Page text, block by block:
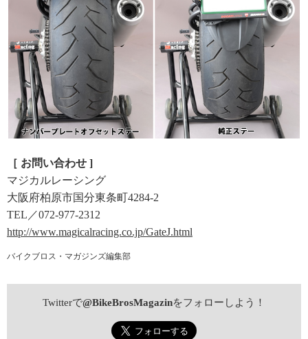
［ お問い合わせ ]
マジカルレーシング
大阪府柏原市国分東条町4284-2
TEL／072-977-2312
http://www.magicalracing.co.jp/GateJ.html
バイクブロス・マガジンズ編集部
Twitterで@BikeBrosMagazinをフォローしよう！